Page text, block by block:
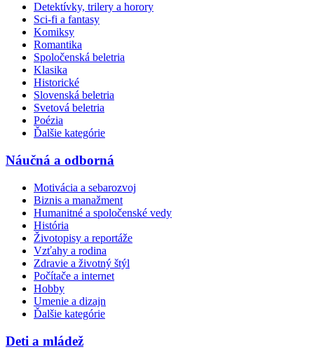
Detektívky, trilery a horory
Sci-fi a fantasy
Komiksy
Romantika
Spoločenská beletria
Klasika
Historické
Slovenská beletria
Svetová beletria
Poézia
Ďalšie kategórie
Náučná a odborná
Motivácia a sebarozvoj
Biznis a manažment
Humanitné a spoločenské vedy
História
Životopisy a reportáže
Vzťahy a rodina
Zdravie a životný štýl
Počítače a internet
Hobby
Umenie a dizajn
Ďalšie kategórie
Deti a mládež